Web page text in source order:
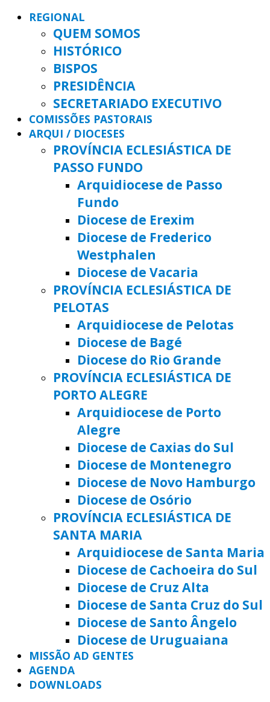
REGIONAL
QUEM SOMOS
HISTÓRICO
BISPOS
PRESIDÊNCIA
SECRETARIADO EXECUTIVO
COMISSÕES PASTORAIS
ARQUI / DIOCESES
PROVÍNCIA ECLESIÁSTICA DE
PASSO FUNDO
Arquidiocese de Passo
Fundo
Diocese de Erexim
Diocese de Frederico
Westphalen
Diocese de Vacaria
PROVÍNCIA ECLESIÁSTICA DE
PELOTAS
Arquidiocese de Pelotas
Diocese de Bagé
Diocese do Rio Grande
PROVÍNCIA ECLESIÁSTICA DE
PORTO ALEGRE
Arquidiocese de Porto
Alegre
Diocese de Caxias do Sul
Diocese de Montenegro
Diocese de Novo Hamburgo
Diocese de Osório
PROVÍNCIA ECLESIÁSTICA DE
SANTA MARIA
Arquidiocese de Santa Maria
Diocese de Cachoeira do Sul
Diocese de Cruz Alta
Diocese de Santa Cruz do Sul
Diocese de Santo Ângelo
Diocese de Uruguaiana
MISSÃO AD GENTES
AGENDA
DOWNLOADS